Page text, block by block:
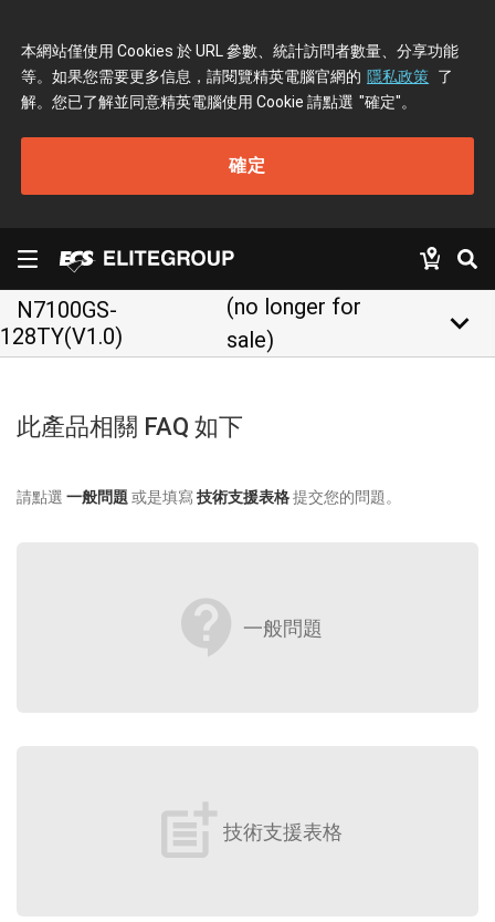
本網站僅使用 Cookies 於 URL 參數、統計訪問者數量、分享功能
等。如果您需要更多信息，請閱覽精英電腦官網的 隱私政策 了
解。您已了解並同意精英電腦使用 Cookie 請點選 "確定"。
確定
N7100GS-
128TY(V1.0)
(no longer for
sale)
keyboard_arrow_down
此產品相關 FAQ 如下
請點選 一般問題 或是填寫技術支援表格提交您的問題。
contact_support 一般問題
post_add 技術支援表格